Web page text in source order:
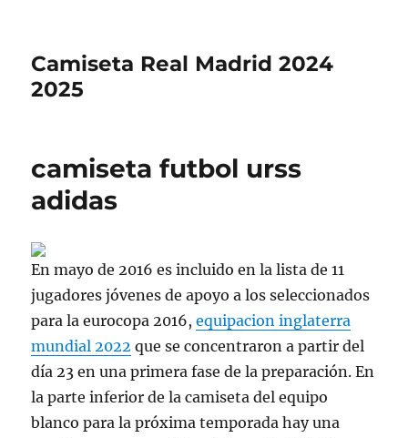
Camiseta Real Madrid 2024
2025
camiseta futbol urss
adidas
En mayo de 2016 es incluido en la lista de 11
jugadores jóvenes de apoyo a los seleccionados
para la eurocopa 2016,equipacion inglaterra
mundial 2022 que se concentraron a partir del
día 23 en una primera fase de la preparación. En
la parte inferior de la camiseta del equipo
blanco para la próxima temporada hay una